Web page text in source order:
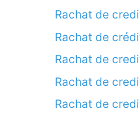
Rachat de
Rachat de
Rachat de
Rachat de
Rachat de